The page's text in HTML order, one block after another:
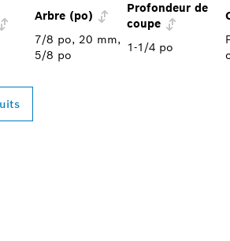
Arbre (po)
Profondeur de
coupe
7/8 po, 20 mm,
5/8 po
1-1/4 po